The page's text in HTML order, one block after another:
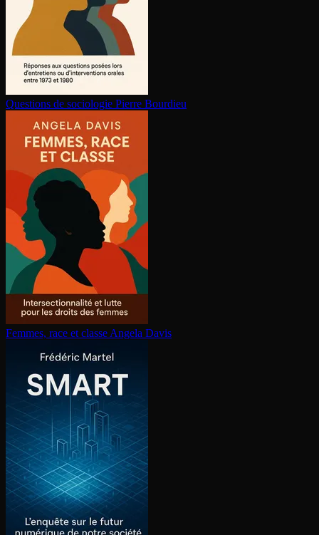
Questions de sociologie Pierre Bourdieu
Femmes, race et classe Angela Davis